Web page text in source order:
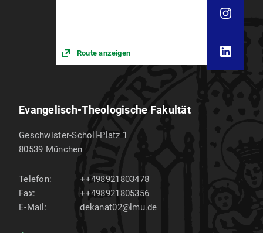
Route anzeigen
Evangelisch-Theologische Fakultät
Geschwister-Scholl-Platz 1
80539 München
Telefon:
++498921803478
Fax:
++498921805356
E-Mail:
dekanat02@lmu.de